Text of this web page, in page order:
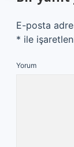
E-posta
* ile
Yorum